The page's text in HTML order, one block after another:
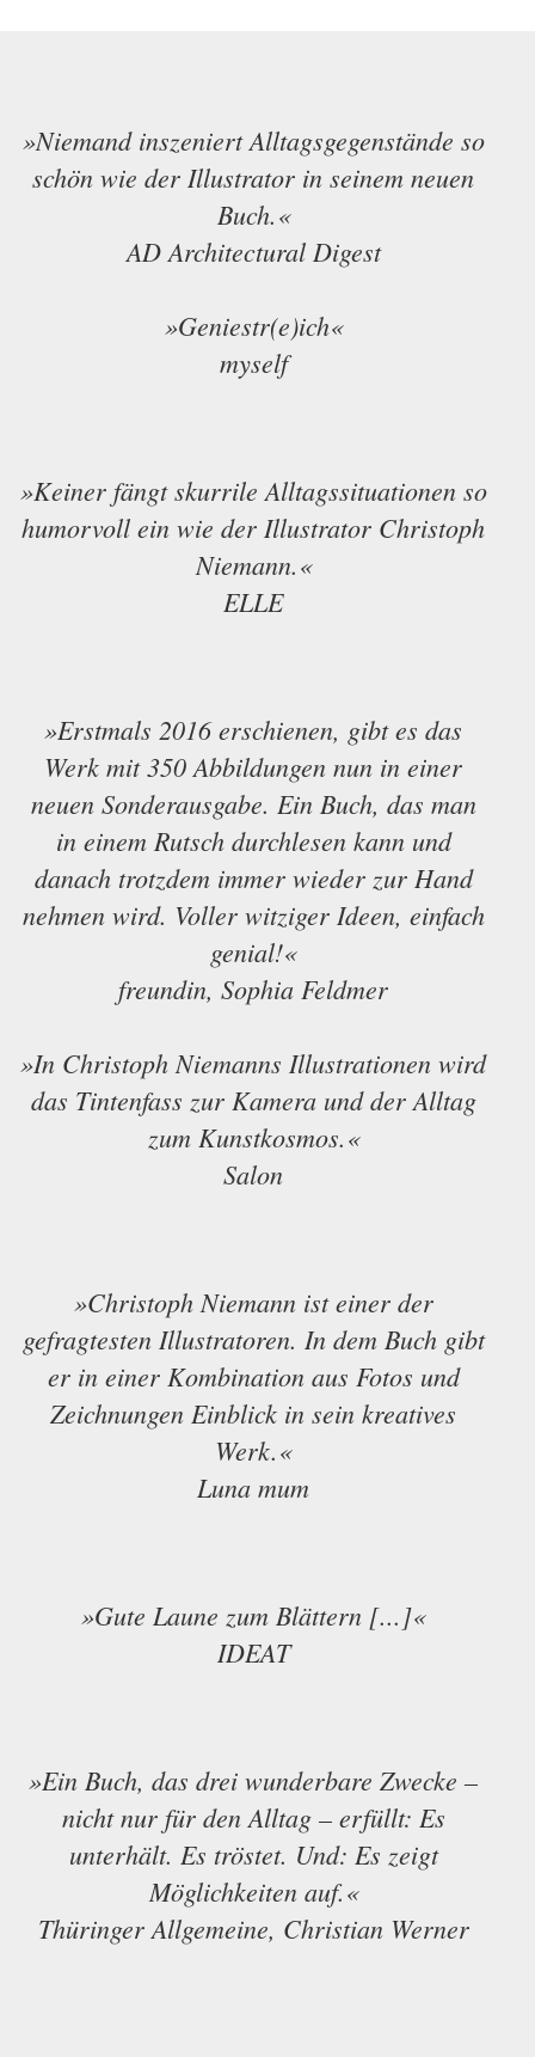
»Niemand inszeniert Alltagsgegenstände so
schön wie der Illustrator in seinem neuen
Buch.«
AD Architectural Digest
»Geniestr(e)ich«
myself
»Keiner fängt skurrile Alltagssituationen so
humorvoll ein wie der Illustrator Christoph
Niemann.«
ELLE
»Erstmals 2016 erschienen, gibt es das
Werk mit 350 Abbildungen nun in einer
neuen Sonderausgabe. Ein Buch, das man
in einem Rutsch durchlesen kann und
danach trotzdem immer wieder zur Hand
nehmen wird. Voller witziger Ideen, einfach
genial!«
freundin, Sophia Feldmer
»In Christoph Niemanns Illustrationen wird
das Tintenfass zur Kamera und der Alltag
zum Kunstkosmos.«
Salon
»Christoph Niemann ist einer der
gefragtesten Illustratoren. In dem Buch gibt
er in einer Kombination aus Fotos und
Zeichnungen Einblick in sein kreatives
Werk.«
Luna mum
»Gute Laune zum Blättern [...]«
IDEAT
»Ein Buch, das drei wunderbare Zwecke –
nicht nur für den Alltag – erfüllt: Es
unterhält. Es tröstet. Und: Es zeigt
Möglichkeiten auf.«
Thüringer Allgemeine, Christian Werner